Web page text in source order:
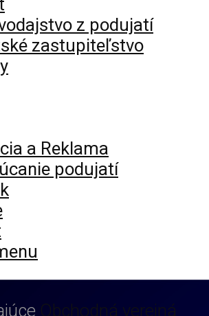
z podujatí
zastupiteľstvo
a Reklama
podujatí
Obchodná verejná